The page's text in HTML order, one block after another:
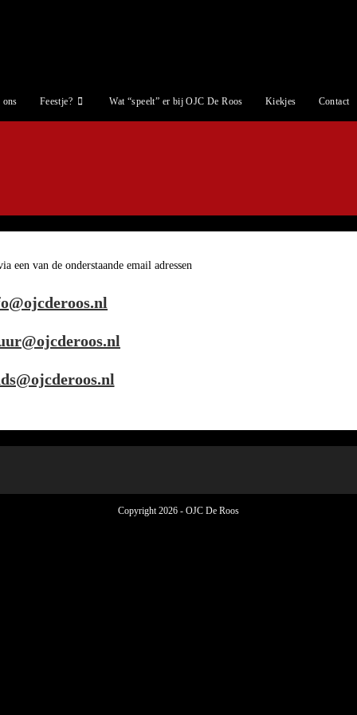
ons Feestje? Wat “speelt” er bij OJC De Roos Kiekjes Contact
een van de onderstaande email adressen
Copyright 2026 - OJC De Roos